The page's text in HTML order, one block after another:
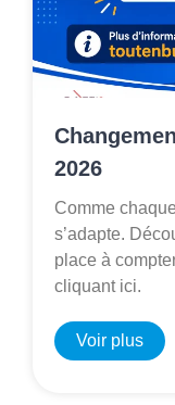
2026
Comme
s’adapte.
place à
cliquant ici.
Voir plus